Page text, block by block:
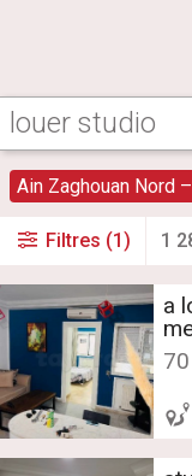
Ain Zaghouan Nord
Filtres (1) 1
a